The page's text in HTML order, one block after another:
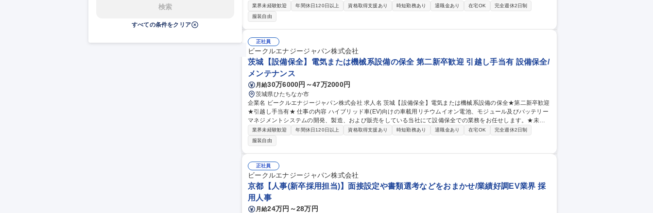
検索
すべての条件をクリア
業務をお任せします。 【詳細】■市場不具合に対する迅速な初動対応 ■事実整理、影響範囲特定、一次報告、不具
合原因の技術的切り分け ■設計／製造／部品要因の特定 ■再発防止に向けた対策立案・展開 ■顧客への説明・合意
形成（品質報告） ■社内関係部門との連携推進 ■新製品のAPQP/PPAP業務 【部署の特徴】市場品質を起点に、設
計・製造・顧客をつなぎながら、 不具合の未然防止と迅速な問題解決を通じて製品信頼性を最大化する 募集職種
茨城/佐和【品質保証】リチウムイオンバッテリ及びコントローラの品質保証
業界未経験歓迎 年間休日120日以上 資格取得支援あり 時短勤務あり 退職金あり 在宅OK
完全週休2日制
服装自由
正社員
ビークルエナジージャパン株式会社
茨城【設備保全】電気または機械系設備の保全 第二新卒歓迎 引越し手当有 設備保全/
メンテナンス
月給30万6000円～47万2000円
茨城県ひたちなか市
企業名 ビークルエナジージャパン株式会社 求人名 茨城【設備保全】電気または機械系設備の保全★第二新卒歓迎
★引越し手当有★ 仕事の内容 ハイブリッド車(EV)向けの車載用リチウムイオン電池、モジュール及びバッテリー
マネジメントシステムの開発、製造、および販売をしている当社にて設備保全での業務をお任せします。★未経
験歓迎★ 【詳細】OJT形式で先輩社員から仕事を教わり、以下の業務をご経験に応じてお任せしていきます。■機
械系・電気系設備の事後保全、予防保全、予知保全。■組立てラインのプロセス要因解析や対策の実施、データ解
析によるトラブル未然防止(ドカ停/チョコ停)など 【採用背景】事業拡大に伴い、保全力の強化と設備技術系の取
組みを強化＆組織拡大を企図した採用です。※建物の改変を伴う業務は含みません。 募集職種 茨城【設備保全】
電気または機械系設備の保全★第二新卒歓迎★引越し手当有★
業界未経験歓迎 年間休日120日以上 資格取得支援あり 時短勤務あり 退職金あり 在宅OK
完全週休2日制
服装自由
正社員
ビークルエナジージャパン株式会社
京都【人事(新卒採用担当)】面接設定や書類選考などをおまかせ/業績好調EV業界 採
用人事
月給24万円～28万円